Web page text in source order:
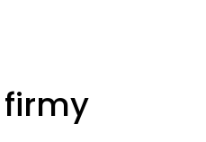
firmy